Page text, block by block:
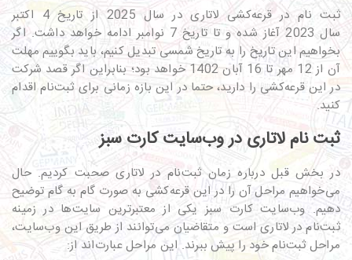
ثبت نام در قرعه‌کشی لاتاری در سال 2025 از تاریخ 4 اکتبر
سال 2023 آغاز شده و تا تاریخ 7 نوامبر ادامه خواهد داشت. اگر
بخواهیم این تاریخ را به تاریخ شمسی تبدیل کنیم، باید بگوییم مهلت
آن از 12 مهر تا 16 آبان 1402 خواهد بود؛ بنابراین اگر قصد شرکت
در این قرعه‌کشی را دارید، حتما در این بازه زمانی برای ثبت‌نام اقدام
کنید.
ثبت نام لاتاری در وب‌سایت کارت سبز
در بخش قبل درباره زمان ثبت‌نام در لاتاری صحبت کردیم. حال
می‌خواهیم مراحل آن را در این قرعه‌کشی به صورت گام به گام توضیح
دهیم. وب‌سایت کارت سبز یکی از معتبرترین سایت‌ها در زمینه
ثبت‌نام در لاتاری است و متقاضیان می‌توانند از طریق این وب‌سایت،
مراحل ثبت‌نام خود را پیش ببرند. این مراحل عبارت‌اند از: